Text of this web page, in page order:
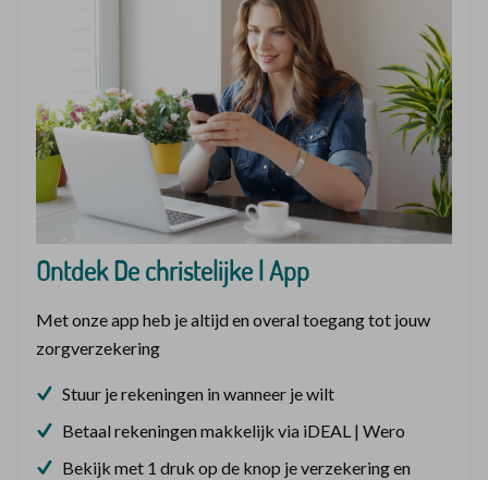
Ontdek De christelijke | App
Met onze app heb je altijd en overal toegang tot jouw
zorgverzekering
Stuur je rekeningen in wanneer je wilt
Betaal rekeningen makkelijk via iDEAL | Wero
Bekijk met 1 druk op de knop je verzekering en